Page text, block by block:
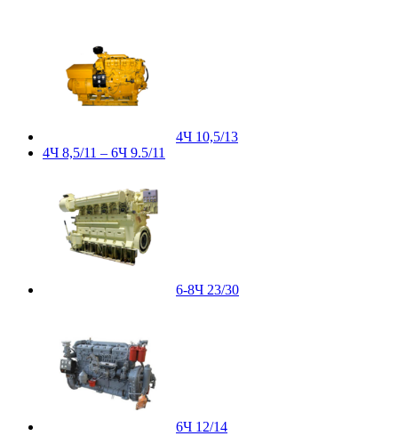
4Ч 10,5/13
4Ч 8,5/11 – 6Ч 9.5/11
6-8Ч 23/30
6Ч 12/14